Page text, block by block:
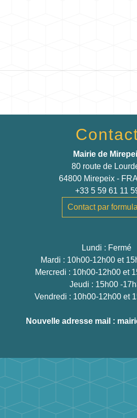
Mairie de
80 route de
64800 Mirepeix -
+33 5 59 61 11
Contact par
Lundi : Fermé
Mardi : 10h00-12h00 et
Mercredi : 10h00-12h00 et
Jeudi : 15h00 -
Vendredi : 10h00-12h00 et
Nouvelle adresse mail :